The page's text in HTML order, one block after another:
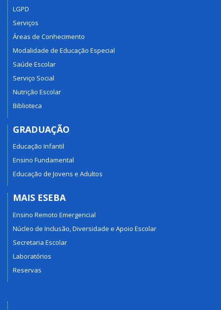
LGPD
Serviços
Áreas de Conhecimento
Modalidade de Educação Especial
Saúde Escolar
Serviço Social
Nutrição Escolar
Biblioteca
GRADUAÇÃO
Educação Infantil
Ensino Fundamental
Educação de Jovens e Adultos
MAIS ESEBA
Ensino Remoto Emergencial
Núcleo de Inclusão, Diversidade e Apoio Escolar
Secretaria Escolar
Laboratórios
Reservas